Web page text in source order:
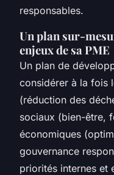
responsables.
Un plan sur-
enjeux de sa PME
Un plan de
considérer à la fois
(réduction des
sociaux (bien-être,
économiques
gouvernance
priorités internes et